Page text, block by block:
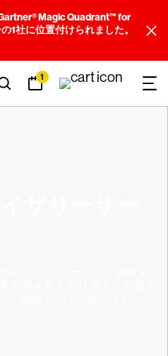
Magic Quadrant™ for
1社に位置付けられました。
1